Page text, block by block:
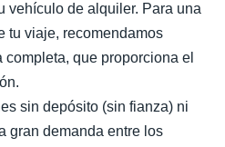
vehículo de alquiler. Para una
tu viaje, recomendamos
que proporciona el
sin depósito (sin fianza) ni
gran demanda entre los